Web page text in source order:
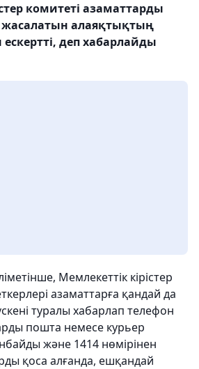
комитеті азаматтарды
алаяқтықтың
ескертті, деп хабарлайды
Мемлекеттік кірістер
азаматтарға қандай да
туралы хабарлап телефон
пошта немесе курьер
және 1414 нөмірінен
қоса алғанда, ешқандай